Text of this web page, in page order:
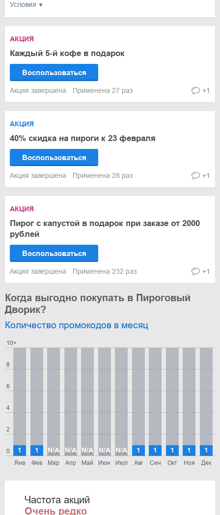
Условия
АКЦИЯ
Каждый 5-й кофе в подарок
Воспользоваться
Акция завершена Применена 27 раз +1
АКЦИЯ
40% скидка на пироги к 23 февраля
Воспользоваться
Акция завершена Применена 28 раз +1
АКЦИЯ
Пирог с капустой в подарок при заказе от 2000
рублей
Воспользоваться
Акция завершена Применена 232 раз +1
Когда выгодно покупать в Пироговый
Дворик?
Количество промокодов в месяц
0
2
4
6
8
10+
Янв
1
Фев
1
Мар
N/A
Апр
N/A
Май
N/A
Июн
N/A
Июл
N/A
Авг
1
Сен
1
Окт
1
Ноя
1
Дек
1
Частота акций
Очень редко